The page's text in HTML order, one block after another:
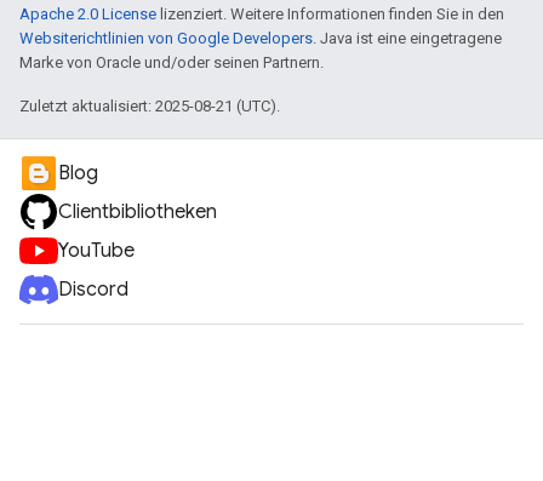
Apache 2.0 License lizenziert. Weitere Informationen finden Sie in den
Websiterichtlinien von Google Developers. Java ist eine eingetragene
Marke von Oracle und/oder seinen Partnern.
Zuletzt aktualisiert: 2025-08-21 (UTC).
Blog
Clientbibliotheken
YouTube
Discord